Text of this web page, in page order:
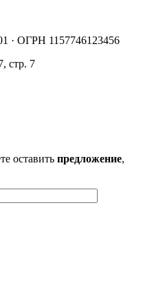
· ОГРН 1157746123456
стр. 7
оставить предложение,